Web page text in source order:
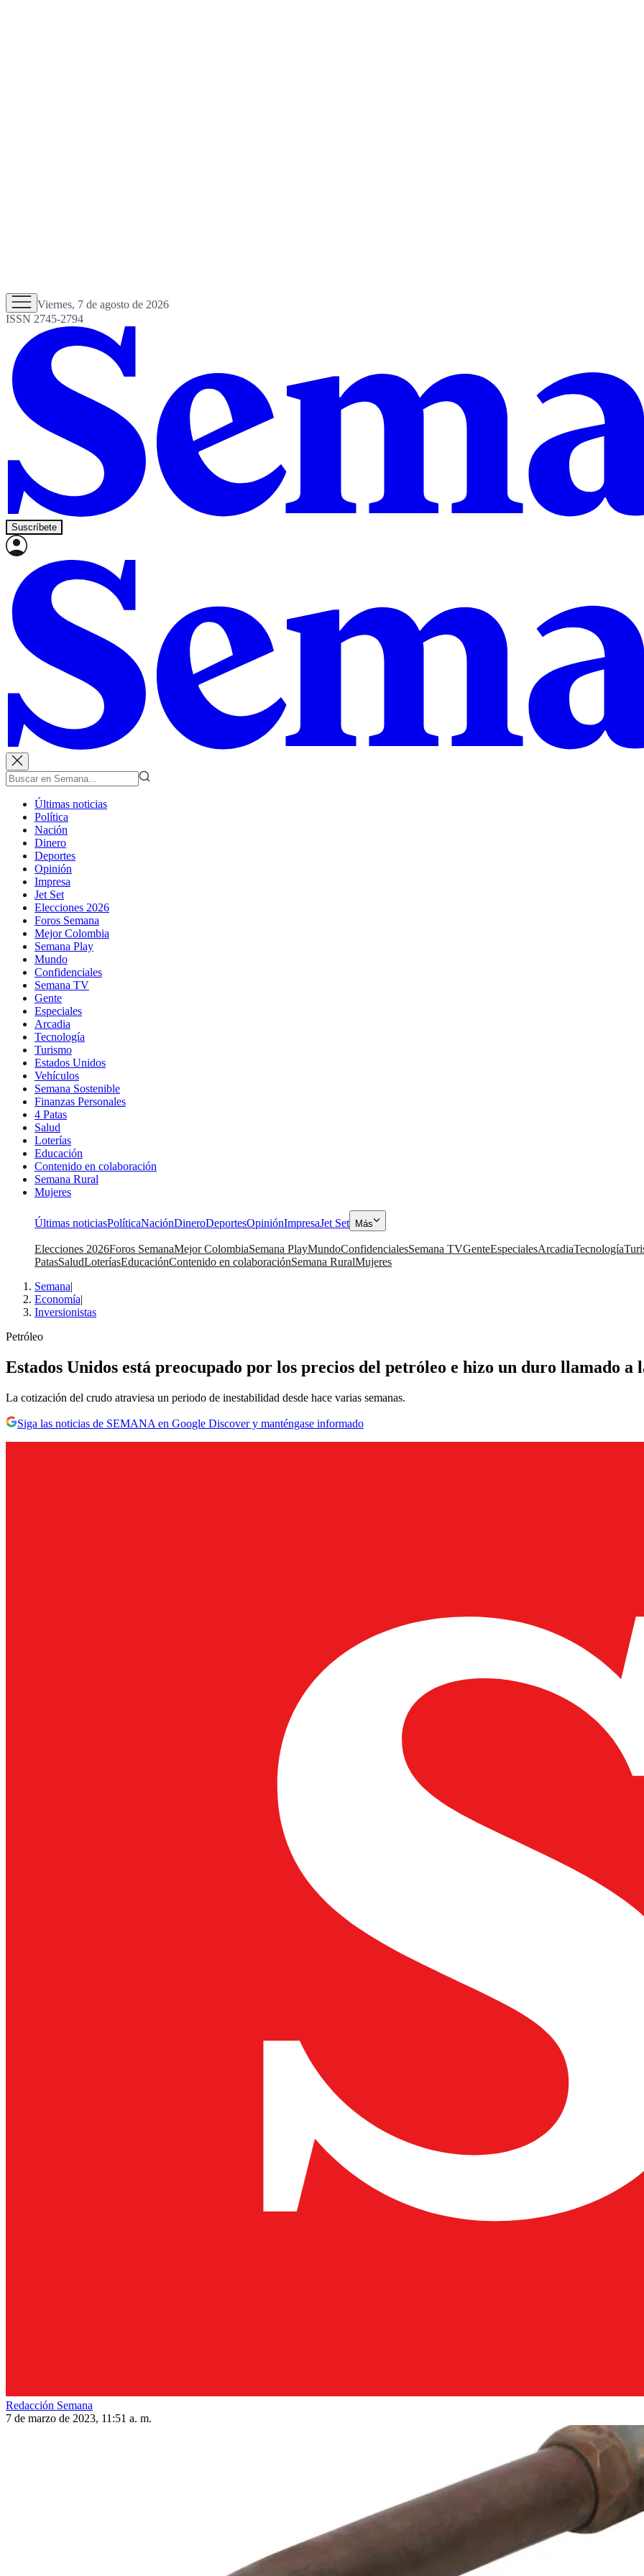
Viernes, 7 de agosto de 2026
ISSN 2745-2794
Suscríbete
Últimas noticias
Política
Nación
Dinero
Deportes
Opinión
Impresa
Jet Set
Elecciones 2026
Foros Semana
Mejor Colombia
Semana Play
Mundo
Confidenciales
Semana TV
Gente
Especiales
Arcadia
Tecnología
Turismo
Estados Unidos
Vehículos
Semana Sostenible
Finanzas Personales
4 Patas
Salud
Loterías
Educación
Contenido en colaboración
Semana Rural
Mujeres
Últimas noticiasPolíticaNaciónDineroDeportesOpiniónImpresaJet Set Más
Elecciones 2026Foros SemanaMejor ColombiaSemana PlayMundoConfidencialesSemana TVGenteEspecialesArcadiaTecnología
PatasSaludLoteríasEducaciónContenido en colaboraciónSemana RuralMujeres
Semana|
Economía|
Inversionistas
Petróleo
Estados Unidos está preocupado por los precios del petróleo e hizo un duro llamado a
La cotización del crudo atraviesa un periodo de inestabilidad desde hace varias semanas.
Siga las noticias de SEMANA en Google Discover y manténgase informado
Redacción Semana
7 de marzo de 2023, 11:51 a. m.